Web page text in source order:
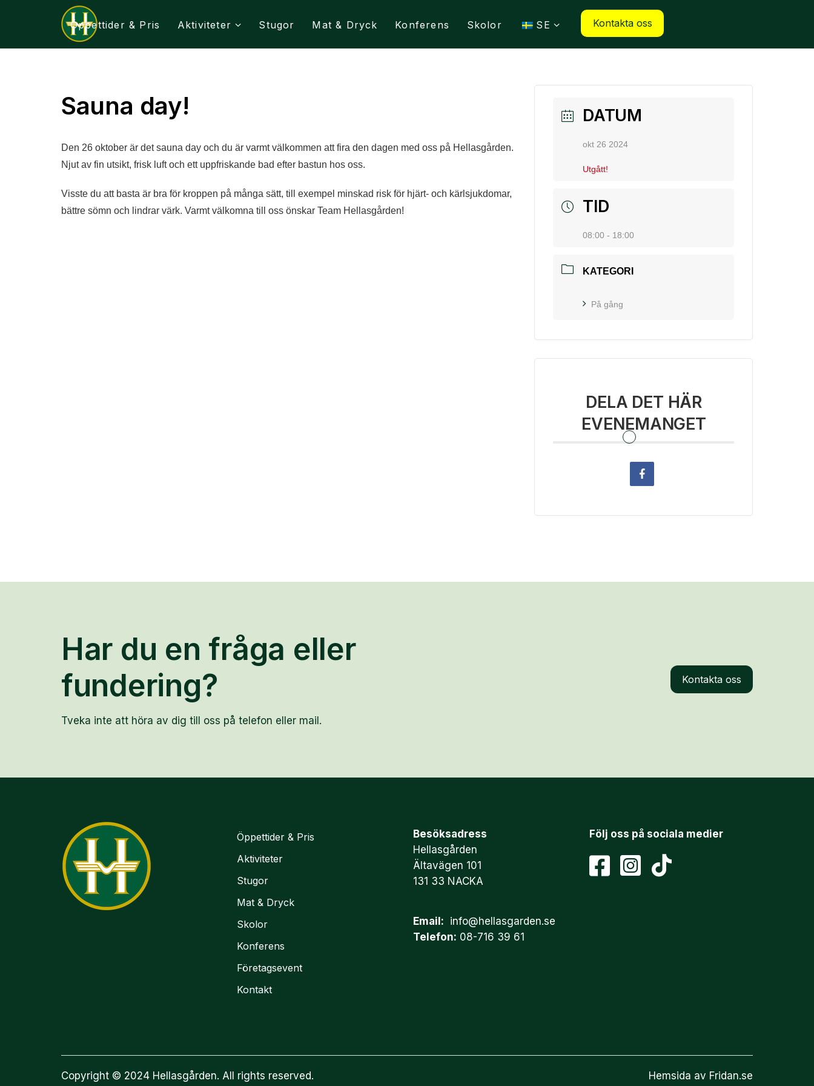
Öppettider & Pris Aktiviteter Stugor Mat & Dryck Konferens Skolor SE Kontakta oss
Sauna day!
Den 26 oktober är det sauna day och du är varmt välkommen att fira den dagen med oss på Hellasgården.
Njut av fin utsikt, frisk luft och ett uppfriskande bad efter bastun hos oss.
Visste du att basta är bra för kroppen på många sätt, till exempel minskad risk för hjärt- och kärlsjukdomar,
bättre sömn och lindrar värk. Varmt välkomna till oss önskar Team Hellasgården!
DATUM
okt 26 2024
Utgått!
TID
08:00 - 18:00
KATEGORI
På gång
DELA DET HÄR
EVENEMANGET
Har du en fråga eller
fundering?
Tveka inte att höra av dig till oss på telefon eller mail.
Kontakta oss
Öppettider & Pris
Aktiviteter
Stugor
Mat & Dryck
Skolor
Konferens
Företagsevent
Kontakt
Besöksadress
Hellasgården
Ältavägen 101
131 33 NACKA
Email: info@hellasgarden.se
Telefon: 08-716 39 61
Följ oss på sociala medier
Copyright © 2024 Hellasgården. All rights reserved. Hemsida av Fridan.se